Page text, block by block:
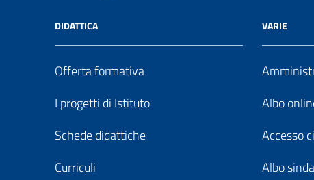
DIDATTICA
Offerta formativa
I progetti di Istituto
Schede didattiche
Curriculi
VARIE
Albo
Accesso
Albo